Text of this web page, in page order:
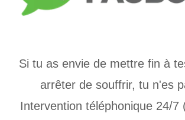
Si tu as envie de mettre fin à
arrêter de souffrir, tu n'es
Intervention téléphonique 24/7